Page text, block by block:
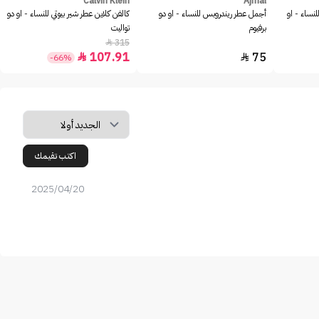
- او
أجمل عطر ريندروبس للنساء - او دو
برفيوم
75

كالفن كلاين عطر شير بيوتي للنساء - او دو
تواليت
315

107.91

-66%
اكتب تقيمك
2025/04/20